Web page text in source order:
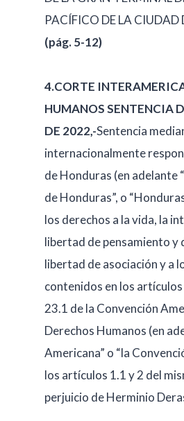
PACÍFICO DE LA CIUDAD
(pág. 5-12)
4.CORTE
HUMANOS SENTENCIA
DE 2022,-Sentencia
internacionalmente
de Honduras (en adelante
de Honduras”, o
los derechos a la vida, la
libertad de pensamiento y
libertad de asociación y a
contenidos en los
23.1 de la Convención
Derechos Humanos (en
Americana” o “la
los artículos 1.1 y 2 del
perjuicio de Herminio